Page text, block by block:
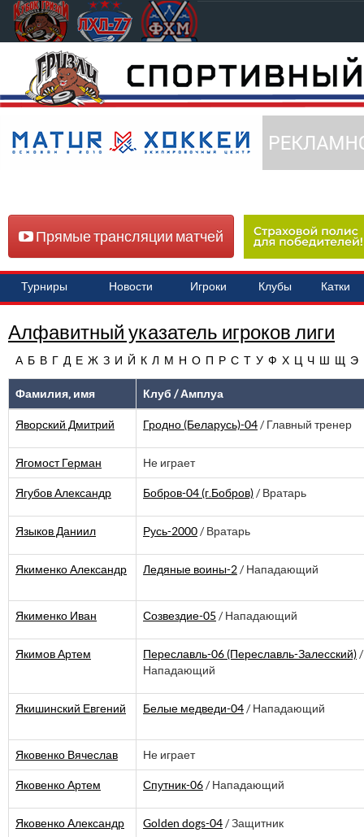
Прямые трансляции матчей
Турниры Новости Игроки Клубы Катки
Алфавитный указатель игроков лиги
А Б В Г Д Е Ж З И Й К Л М Н О П Р С Т У Ф Х Ц Ч Ш Щ Э
Фамилия, имя Клуб / Амплуа
Яворский Дмитрий Гродно (Беларусь)-04 / Главный тренер
Ягомост Герман Не играет
Ягубов Александр Бобров-04 (г.Бобров) / Вратарь
Языков Даниил Русь-2000 / Вратарь
Якименко Александр Ледяные воины-2 / Нападающий
Якименко Иван Созвездие-05 / Нападающий
Якимов Артем Переславль-06 (Переславль-Залесский) /
Нападающий
Якишинский Евгений Белые медведи-04 / Нападающий
Яковенко Вячеслав Не играет
Яковенко Артем Спутник-06 / Нападающий
Яковенко Александр Golden dogs-04 / Защитник